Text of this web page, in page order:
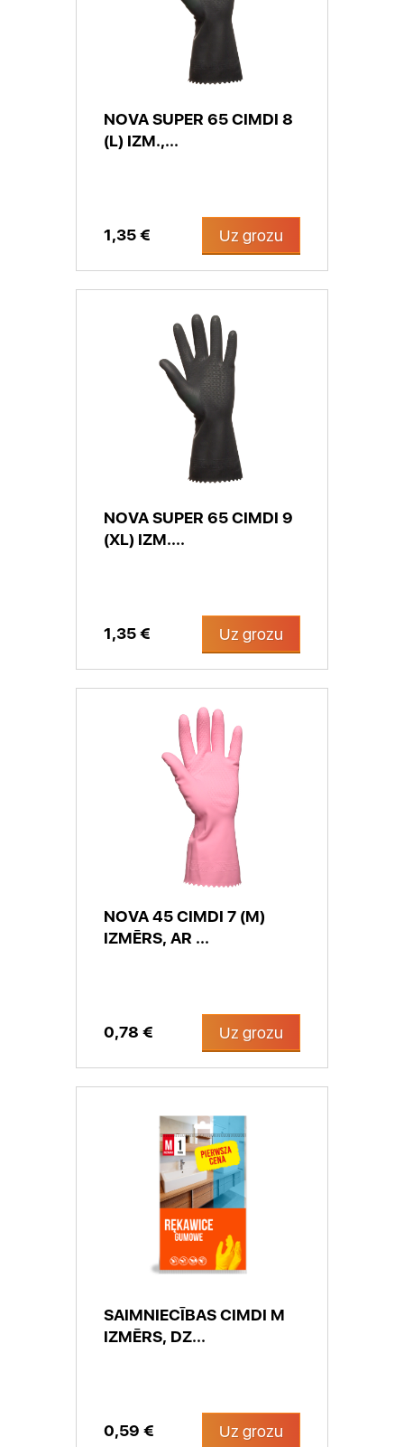
NOVA SUPER 65 CIMDI 8
(L) IZM.,...
1,35 € Uz grozu
NOVA SUPER 65 CIMDI 9
(XL) IZM....
1,35 € Uz grozu
NOVA 45 CIMDI 7 (M)
IZMĒRS, AR ...
0,78 € Uz grozu
SAIMNIECĪBAS CIMDI M
IZMĒRS, DZ...
0,59 € Uz grozu